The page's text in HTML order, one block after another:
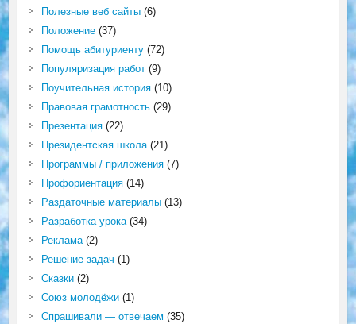
Полезные веб сайты(6)
Положение(37)
Помощь абитуриенту(72)
Популяризация работ(9)
Поучительная история(10)
Правовая грамотность(29)
Презентация(22)
Президентская школа(21)
Программы / приложения(7)
Профориентация(14)
Раздаточные материалы(13)
Разработка урока(34)
Реклама(2)
Решение задач (1)
Сказки(2)
Союз молодёжи(1)
Спрашивали — отвечаем (35)